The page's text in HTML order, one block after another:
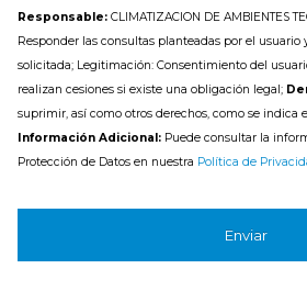
Responsable: CLIMATIZACION DE AMBIENTES
Responder las consultas planteadas por el usuario
solicitada; Legitimación: Consentimiento del
realizan cesiones si existe una obligación legal;
suprimir, así como otros derechos, como se indica
Información Adicional: Puede consultar la
Protección de Datos en nuestra Política de